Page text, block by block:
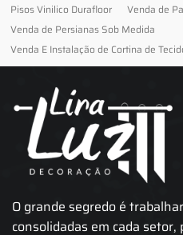
Pisos Vinilico Durafloor
Venda de
Venda de Persianas Sob Medida
Venda E Instalação de Cortina de
O grande segredo é
consolidadas em cada